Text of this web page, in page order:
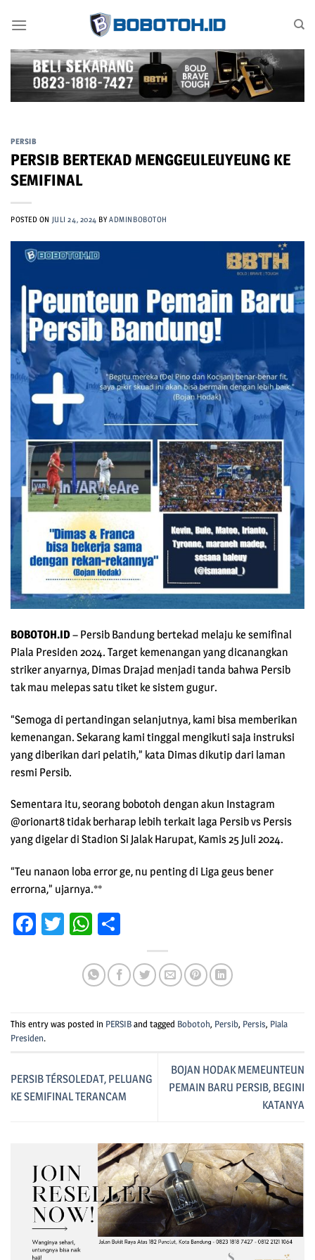
PERSIB
PERSIB BERTEKAD MENGGEULEUYEUNG KE
SEMIFINAL
POSTED ON JULI 24, 2024 BYADMINBOBOTOH
BOBOTOH.ID– Persib Bandung bertekad melaju ke semifinal
Piala Presiden 2024. Target kemenangan yang dicanangkan
striker anyarnya, Dimas Drajad menjadi tanda bahwa Persib
tak mau melepas satu tiket ke sistem gugur.
“Semoga di pertandingan selanjutnya, kami bisa memberikan
kemenangan. Sekarang kami tinggal mengikuti saja instruksi
yang diberikan dari pelatih,” kata Dimas dikutip dari laman
resmi Persib.
Sementara itu, seorang bobotoh dengan akun Instagram
@orionart8 tidak berharap lebih terkait laga Persib vs Persis
yang digelar di Stadion Si Jalak Harupat, Kamis 25 Juli 2024.
“Teu nanaon loba error ge, nu penting di Liga geus bener
errorna,” ujarnya.**
Facebook
TwitterWhatsApp
This entry was posted in PERSIB and tagged Bobotoh, Persib, Persis, Piala
Presiden.
PERSIB TÉRSOLEDAT, PELUANG
KE SEMIFINAL TERANCAM
BOJAN HODAK MEMEUNTEUN
PEMAIN BARU PERSIB, BEGINI
KATANYA